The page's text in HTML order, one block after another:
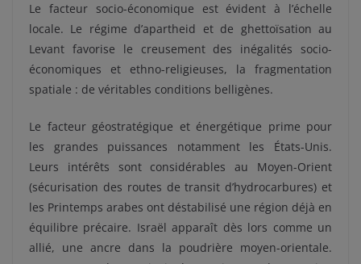
Le facteur socio-économique est évident à l’échelle
locale. Le régime d’apartheid et de ghettoïsation au
Levant favorise le creusement des inégalités socio-
économiques et ethno-religieuses, la fragmentation
spatiale : de véritables conditions belligènes.
Le facteur géostratégique et énergétique prime pour
les grandes puissances notamment les États-Unis.
Leurs intérêts sont considérables au Moyen-Orient
(sécurisation des routes de transit d’hydrocarbures) et
les Printemps arabes ont déstabilisé une région déjà en
équilibre précaire. Israël apparaît dès lors comme un
allié, une ancre dans la poudrière moyen-orientale.